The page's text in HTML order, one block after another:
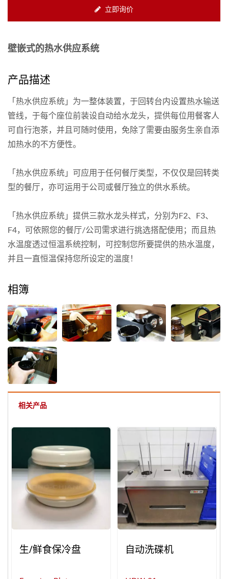
立即询价
壁嵌式的热水供应系统
产品描述
「热水供应系统」为一整体装置，于回转台内设置热水输送
管线，于每个座位前装设自动给水龙头，提供每位用餐客人
可自行泡茶，并且可随时使用，免除了需要由服务生亲自添
加热水的不方便性。
「热水供应系统」可应用于任何餐厅类型，不仅仅是回转类
型的餐厅，亦可运用于公司或餐厅独立的供水系统。
「热水供应系统」提供三款水龙头样式，分别为F2、F3、
F4，可依照您的餐厅/公司需求进行挑选搭配使用；而且热
水温度透过恒温系统控制，可控制您所要提供的热水温度，
并且一直恒温保持您所设定的温度！
相簿
相关产品
生/鲜食保冷盘 自动洗碟机